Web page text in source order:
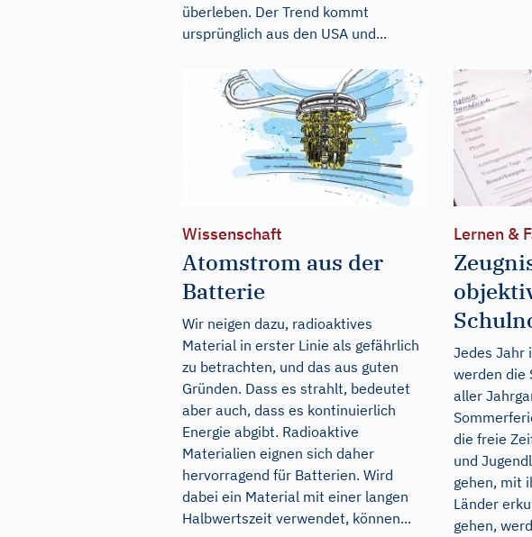
überleben. Der Trend kommt
ursprünglich aus den USA und...
Wissenschaft
Atomstrom aus der
Batterie
Wir neigen dazu, radioaktives
Material in erster Linie als gefährlich
zu betrachten, und das aus guten
Gründen. Dass es strahlt, bedeutet
aber auch, dass es kontinuierlich
Energie abgibt. Radioaktive
Materialien eignen sich daher
hervorragend für Batterien. Wird
dabei ein Material mit einer langen
Halbwertszeit verwendet, können...
Lernen &
Jedes Jahr
werden die
aller
die freie
und
gehen, mit
Länder
gehen,